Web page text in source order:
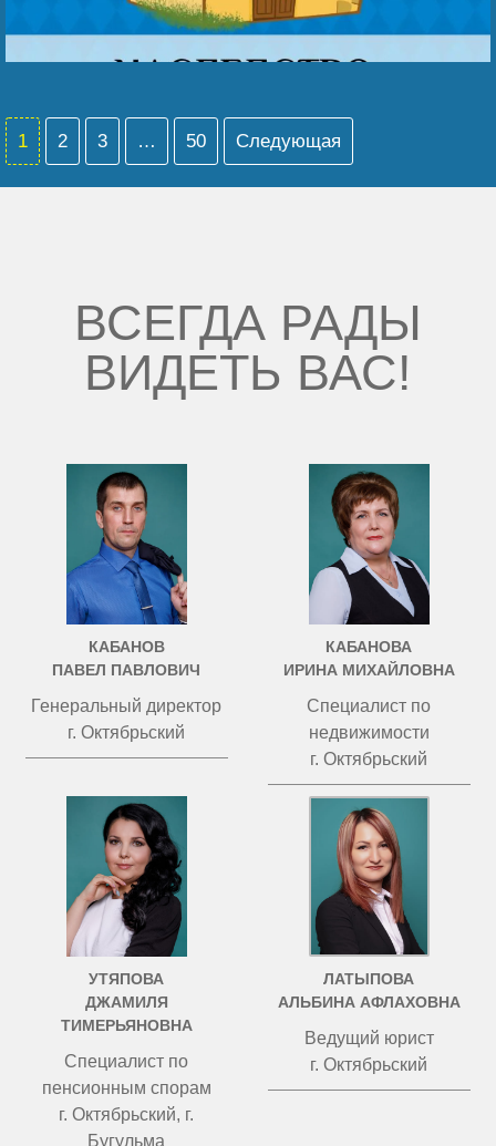
1 2 3 … 50 Следующая
ВСЕГДА РАДЫ
ВИДЕТЬ ВАС!
КАБАНОВ
ПАВЕЛ ПАВЛОВИЧ
Генеральный директор
г. Октябрьский
КАБАНОВА
ИРИНА МИХАЙЛОВНА
Специалист по
недвижимости
г. Октябрьский
УТЯПОВА
ДЖАМИЛЯ
ТИМЕРЬЯНОВНА
Специалист по
пенсионным спорам
г. Октябрьский, г.
Бугульма
ЛАТЫПОВА
АЛЬБИНА АФЛАХОВНА
Ведущий юрист
г. Октябрьский